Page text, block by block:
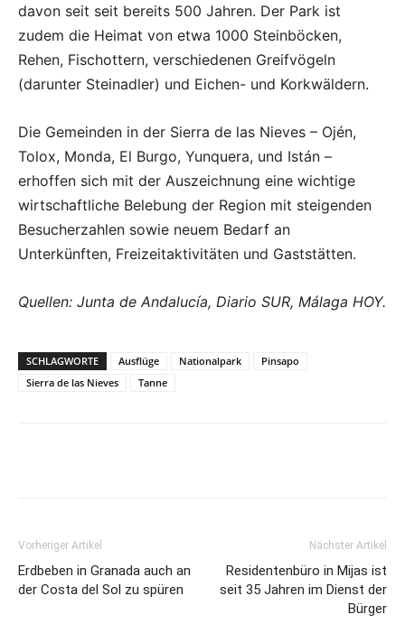
davon seit seit bereits 500 Jahren. Der Park ist
zudem die Heimat von etwa 1000 Steinböcken,
Rehen, Fischottern, verschiedenen Greifvögeln
(darunter Steinadler) und Eichen- und Korkwäldern.
Die Gemeinden in der Sierra de las Nieves – Ojén,
Tolox, Monda, El Burgo, Yunquera, und Istán –
erhoffen sich mit der Auszeichnung eine wichtige
wirtschaftliche Belebung der Region mit steigenden
Besucherzahlen sowie neuem Bedarf an
Unterkünften, Freizeitaktivitäten und Gaststätten.
Quellen: Junta de Andalucía, Diario SUR, Málaga HOY.
SCHLAGWORTE Ausflüge Nationalpark
Pinsapo
Sierra de las Nieves
Tanne
Vorheriger Artikel
Erdbeben in Granada auch an
der Costa del Sol zu spüren
Nächster Artikel
Residentenbüro in Mijas ist
seit 35 Jahren im Dienst der
Bürger